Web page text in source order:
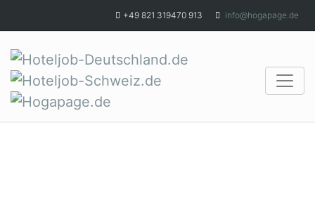
+49 821 319470 913 info@hogapage.de